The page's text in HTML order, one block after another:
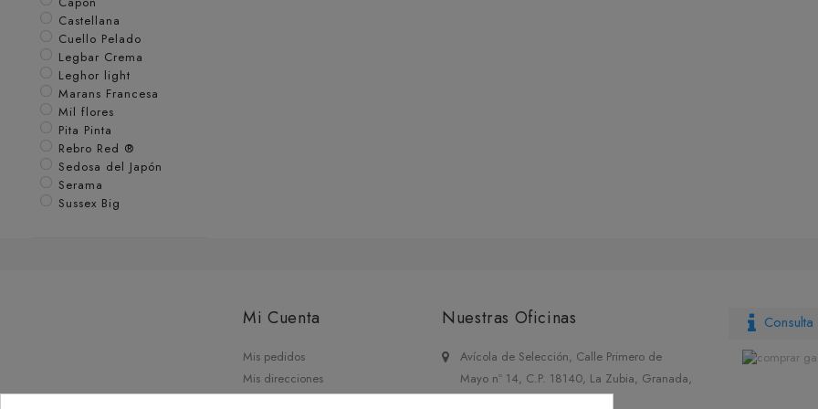
Castellana
Cuello Pelado
Legbar Crema
Leghor light
Marans Francesa
Mil flores
Pita Pinta
Rebro Red ®
Sedosa del Japón
Serama
Sussex Big
Mi Cuenta
Mis pedidos
Mis direcciones
Mis datos personales
Nuestras Oficinas
Avícola de Selección, Calle Primero de
Mayo nº 14, C.P. 18140, La Zubia, Granada,
España.